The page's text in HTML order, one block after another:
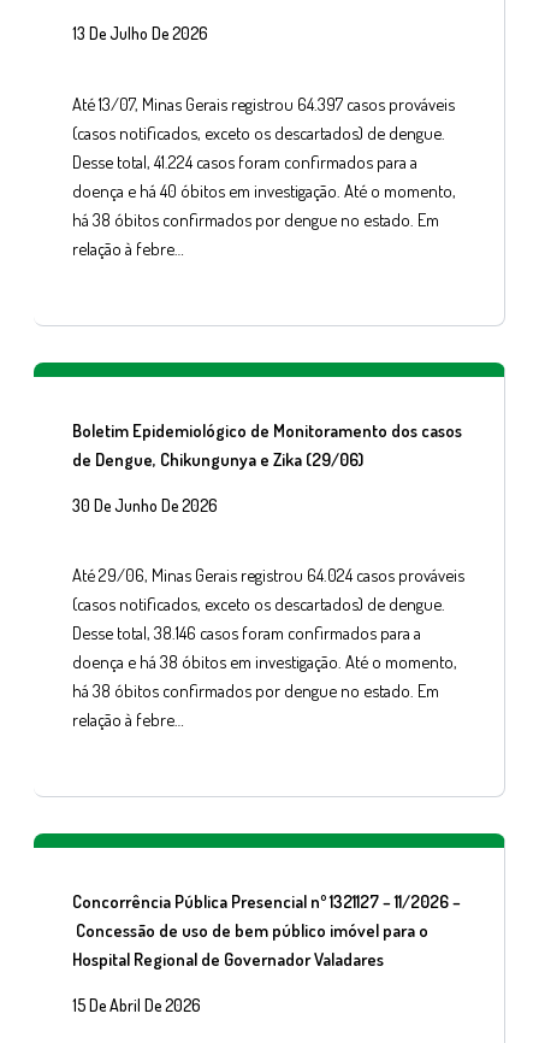
13 De Julho De 2026
Até 13/07, Minas Gerais registrou 64.397 casos prováveis
(casos notificados, exceto os descartados) de dengue.
Desse total, 41.224 casos foram confirmados para a
doença e há 40 óbitos em investigação. Até o momento,
há 38 óbitos confirmados por dengue no estado. Em
relação à febre…
Boletim Epidemiológico de Monitoramento dos casos
de Dengue, Chikungunya e Zika (29/06)
30 De Junho De 2026
Até 29/06, Minas Gerais registrou 64.024 casos prováveis
(casos notificados, exceto os descartados) de dengue.
Desse total, 38.146 casos foram confirmados para a
doença e há 38 óbitos em investigação. Até o momento,
há 38 óbitos confirmados por dengue no estado. Em
relação à febre…
Concorrência Pública Presencial nº 1321127 – 11/2026 –
Concessão de uso de bem público imóvel para o
Hospital Regional de Governador Valadares
15 De Abril De 2026